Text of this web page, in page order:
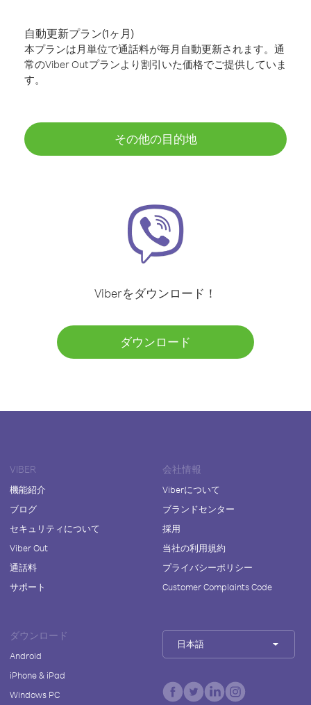
自動更新プラン(1ヶ月)
本プランは月単位で通話料が毎月自動更新されます。通
常のViber Outプランより割引いた価格でご提供していま
す。
その他の目的地
Viberをダウンロード！
ダウンロード
VIBER
機能紹介
ブログ
セキュリティについて
Viber Out
通話料
サポート
会社情報
Viberについて
ブランドセンター
採用
当社の利用規約
プライバシーポリシー
Customer Complaints Code
ダウンロード
Android
iPhone & iPad
Windows PC
日本語